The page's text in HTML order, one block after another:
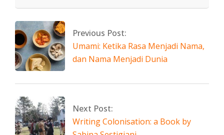
2026-
05-
24
Previous Post:
Umami: Ketika Rasa Menjadi Nama,
dan Nama Menjadi Dunia
Next Post:
Writing Colonisation: a Book by